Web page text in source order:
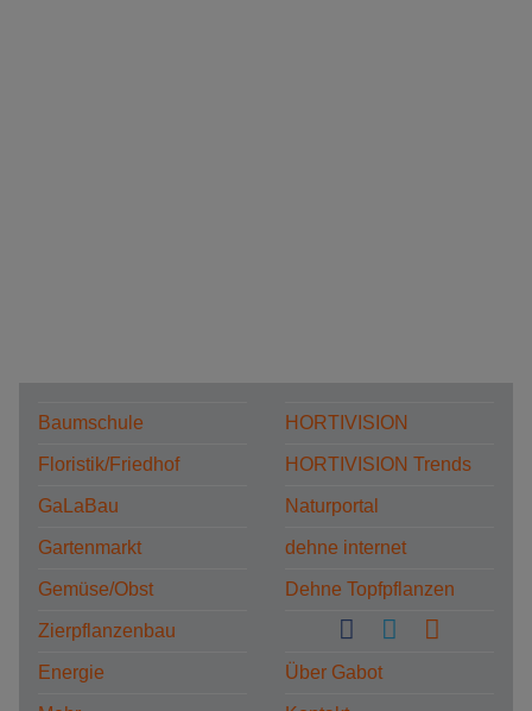
Baumschule
Floristik/Friedhof
GaLaBau
Gartenmarkt
Gemüse/Obst
Zierpflanzenbau
Energie
HORTIVISION
HORTIVISION Trends
Naturportal
dehne internet
Dehne Topfpflanzen
Über Gabot